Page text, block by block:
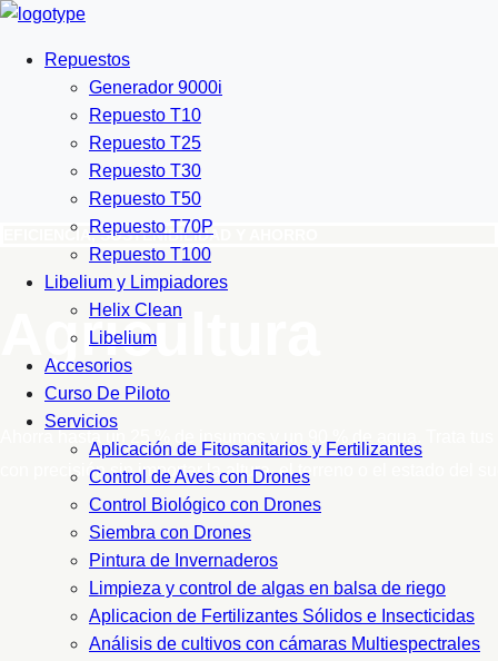
Repuestos
Generador 9000i
Repuesto T10
Repuesto T25
Repuesto T30
Repuesto T50
Repuesto T70P
Repuesto T100
Libelium y Limpiadores
Helix Clean
Libelium
Accesorios
Curso De Piloto
Servicios
Aplicación de Fitosanitarios y Fertilizantes
Control de Aves con Drones
Control Biológico con Drones
Siembra con Drones
Pintura de Invernaderos
Limpieza y control de algas en balsa de riego
Aplicacion de Fertilizantes Sólidos e Insecticidas
Análisis de cultivos con cámaras Multiespectrales
EFICIENCIA, SOSTENIBILIDAD Y AHORRO
Agricultura
Ahorra hasta un 25 % de insumos y un 90 % de agua. Trata
con precisión sin importar la altura, el terreno o el estado del